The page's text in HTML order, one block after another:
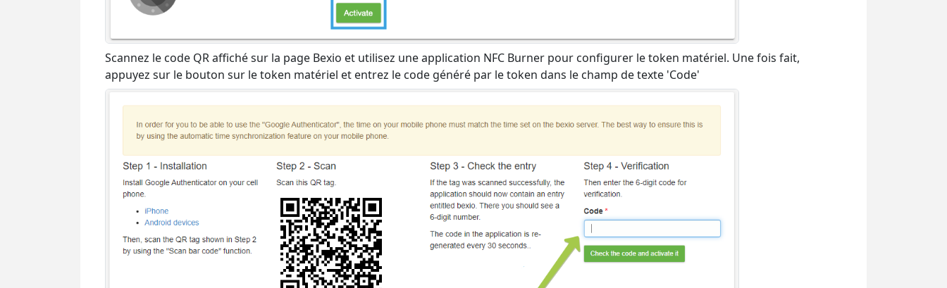
Scannez le code QR affiché sur la page Bexio et utilisez une application NFC Burner pour configurer le token matériel. Une fois fait,
appuyez sur le bouton sur le token matériel et entrez le code généré par le token dans le champ de texte 'Code'